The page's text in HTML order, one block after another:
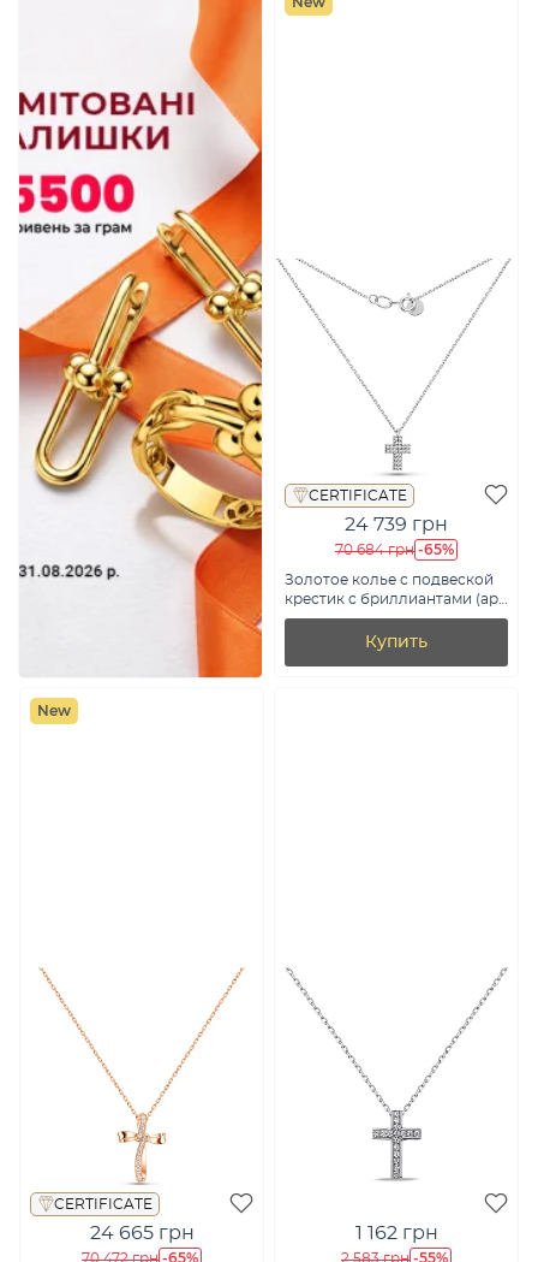
CERTIFICATE
24 739 грн
70 684 грн -65%
Золотое колье с подвеской
крестик с бриллиантами (арт.
Ц011794010б)
Купить
New
CERTIFICATE
24 665 грн
70 472 грн -65%
1 162 грн
2 583 грн -55%